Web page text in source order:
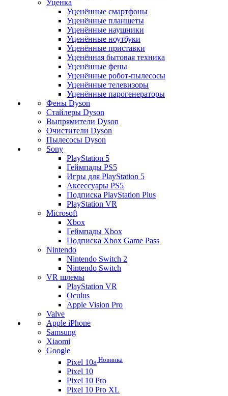
Уценка
Уценённые смартфоны
Уценённые планшеты
Уценённые наушники
Уценённые ноутбуки
Уценённые приставки
Уценённая бытовая техника
Уценённые фены
Уценённые робот-пылесосы
Уценённые телевизоры
Уценённые парогенераторы
Фены Dyson
Стайлеры Dyson
Выпрямители Dyson
Очистители Dyson
Пылесосы Dyson
Sony
PlayStation 5
Геймпады PS5
Игры для PlayStation 5
Аксессуары PS5
Подписка PlayStation Plus
PlayStation VR
Microsoft
Xbox
Геймпады Xbox
Подписка Xbox Game Pass
Nintendo
Nintendo Switch 2
Nintendo Switch
VR шлемы
PlayStation VR
Oculus
Apple Vision Pro
Valve
Apple iPhone
Samsung
Xiaomi
Google
Pixel 10a Новинка
Pixel 10
Pixel 10 Pro
Pixel 10 Pro XL